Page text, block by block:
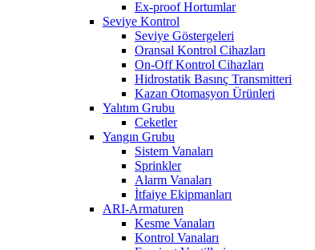
Ex-proof Hortumlar
Seviye Kontrol
Seviye Göstergeleri
Oransal Kontrol Cihazları
On-Off Kontrol Cihazları
Hidrostatik Basınç Transmitteri
Kazan Otomasyon Ürünleri
Yalıtım Grubu
Ceketler
Yangın Grubu
Sistem Vanaları
Sprinkler
Alarm Vanaları
İtfaiye Ekipmanları
ARI-Armaturen
Kesme Vanaları
Kontrol Vanaları